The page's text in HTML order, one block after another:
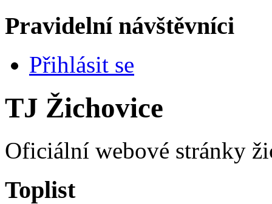
Pravidelní návštěvníci
Přihlásit se
TJ Žichovice
Oficiální webové stránky
Toplist